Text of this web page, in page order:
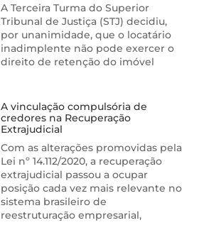
A Terceira Turma do Superior
Tribunal de Justiça (STJ) decidiu,
por unanimidade, que o locatário
inadimplente não pode exercer o
direito de retenção do imóvel
A vinculação compulsória de
credores na Recuperação
Extrajudicial
Com as alterações promovidas pela
Lei nº 14.112/2020, a recuperação
extrajudicial passou a ocupar
posição cada vez mais relevante no
sistema brasileiro de
reestruturação empresarial,